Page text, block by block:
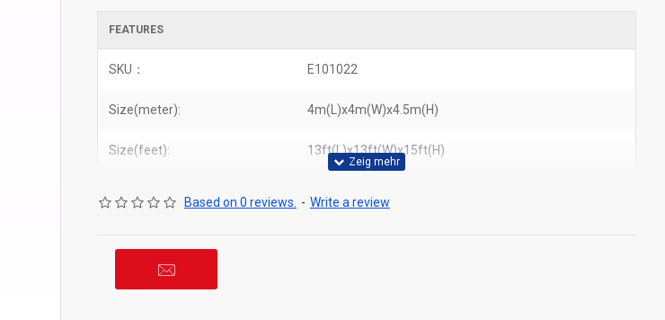
FEATURES
SKU： E101022
Size(meter): 4m(L)x4m(W)x4.5m(H)
Size(feet): 13ft(L)x13ft(W)x15ft(H)
Based on 0 reviews. - Write a review